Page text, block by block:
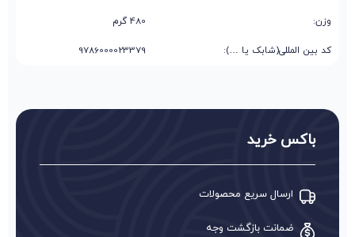
وزن: 480 گرم
کد بین المللی(شابک یا …): 9786000023379
باکس خرید
ارسال سریع محصولات
ضمانت بازگشت وجه